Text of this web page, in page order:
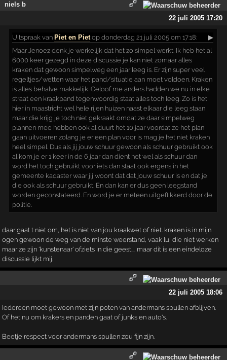
niels b
22 juli 2005 17:20
Uitspraak vanPiet en Pietop donderdag 21 juli 2005 om 17:18:
▶
Maar Jenoez denk je werkelijk dat het zo simpel werkt. Ik heb het al
6000 keer gezegd in deze discussie je kan niet zomaar alles
kraken dat gewoon simpelweg een jaar leeg is. Er zijn super veel
regeltjes/wetten waar het pand/situatie aan moet voldoen. Kraken
is alles behalve makkelijk. Geloof me anders hadden we nu in elke
straat een kraakpand tegenwoordig staat alles toch leeg. Zo is het
hier in maastricht wel hele rijen huizen naast elkaar die leeg staan
maar die krijg je toch niet gekraakt omdat ze daar simpelweg
plannen mee hebben ook al duurt het 10 jaar voordat ze het plan
gaan uitvoeren zolang je er een plan voor is mag je het niet kraken
heel simpel. Dus als jij jouw schuur gewoon als schuur gebruikt ook
al kom je er 1 keer in de 6 jaar dan dient het wel als schuur dan
word het toch gebruikt voor iets dan staat ook ergens in het
gemeente kadaster waar jij woont dat dat jouw schuur is en dat je
die ook als schuur gebruikt. En dan kan er dus geen leegstand
worden geconstateerd. En word je er meteen uitgeflikkerd door de
politie.
daar gaat t niet om, het is niet van jou kraakwet of niet. kraken is in mijn
ogen gewoon de weg van de minste weerstand, vaak lui die niet werken
maar ze zijn 'kunstenaar' ofziets in die geest.... maar dit is een eindeloze
discussie lijkt mij.
22 juli 2005 18:06
Iedereen moet gewoon met zijn poten van andermans spullen afblijven.
Of het nu om krakers en panden gaat of junks en auto's.
Beetje respect voor andermans spullen zou fijn zijn.